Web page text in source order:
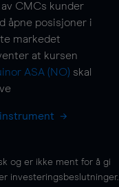
av CMCs kunder
åpne posisjoner i
markedet
at kursen
ASA (NO) skal
og er ikke ment for å gi
investeringsbeslutninger.